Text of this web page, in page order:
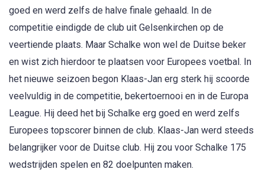
goed en werd zelfs de halve finale gehaald. In de
competitie eindigde de club uit Gelsenkirchen op de
veertiende plaats. Maar Schalke won wel de Duitse beker
en wist zich hierdoor te plaatsen voor Europees voetbal. In
het nieuwe seizoen begon Klaas-Jan erg sterk hij scoorde
veelvuldig in de competitie, bekertoernooi en in de Europa
League. Hij deed het bij Schalke erg goed en werd zelfs
Europees topscorer binnen de club. Klaas-Jan werd steeds
belangrijker voor de Duitse club. Hij zou voor Schalke 175
wedstrijden spelen en 82 doelpunten maken.